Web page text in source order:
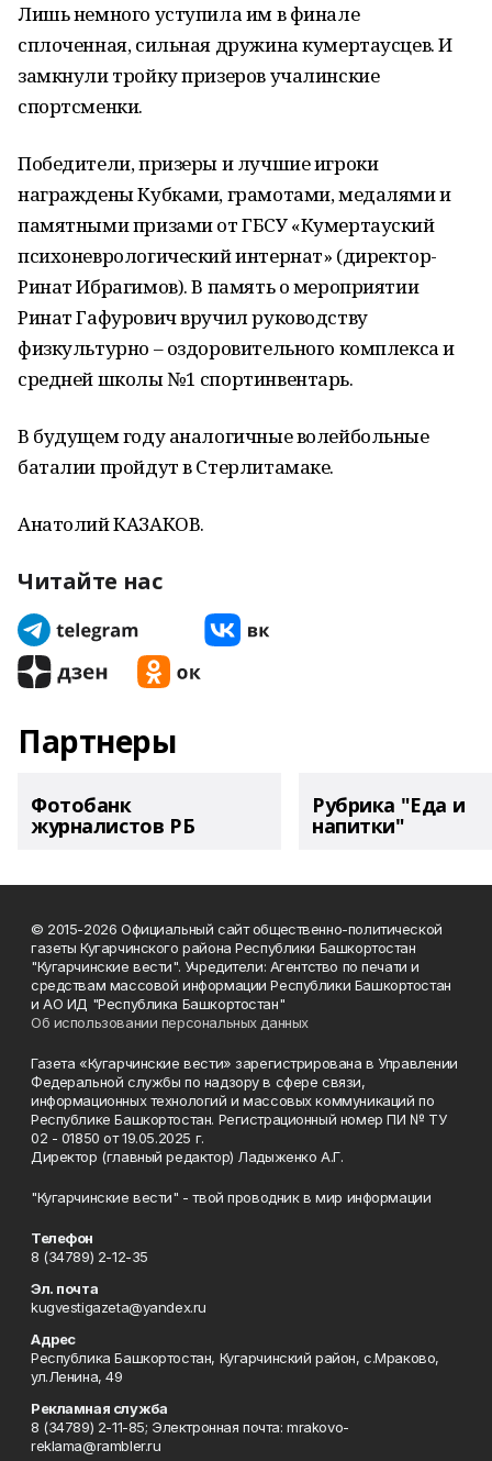
Лишь немного уступила им в финале
сплоченная, сильная дружина кумертаусцев. И
замкнули тройку призеров учалинские
спортсменки.
Победители, призеры и лучшие игроки
награждены Кубками, грамотами, медалями и
памятными призами от ГБСУ «Кумертауский
психоневрологический интернат» (директор-
Ринат Ибрагимов). В память о мероприятии
Ринат Гафурович вручил руководству
физкультурно – оздоровительного комплекса и
средней школы №1 спортинвентарь.
В будущем году аналогичные волейбольные
баталии пройдут в Стерлитамаке.
Анатолий КАЗАКОВ.
Читайте нас
Партнеры
Фотобанк
журналистов РБ
Рубрика "Еда и
напитки"
© 2015-2026 Официальный сайт общественно-политической
газеты Кугарчинского района Республики Башкортостан
"Кугарчинские вести". Учредители: Агентство по печати и
средствам массовой информации Республики Башкортостан
и АО ИД "Республика Башкортостан"
Об использовании персональных данных
Газета «Кугарчинские вести» зарегистрирована в Управлении
Федеральной службы по надзору в сфере связи,
информационных технологий и массовых коммуникаций по
Республике Башкортостан. Регистрационный номер ПИ № ТУ
02 - 01850 от 19.05.2025 г.
Директор (главный редактор) Ладыженко А.Г.
"Кугарчинские вести" - твой проводник в мир информации
Телефон
8 (34789) 2-12-35
Эл. почта
kugvestigazeta@yandex.ru
Адрес
Республика Башкортостан, Кугарчинский район, с.Мраково,
ул.Ленина, 49
Рекламная служба
8 (34789) 2-11-85; Электронная почта: mrakovo-
reklama@rambler.ru